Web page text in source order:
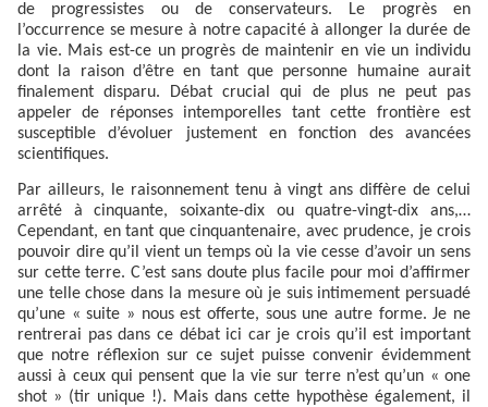
de progressistes ou de conservateurs. Le progrès en
l’occurrence se mesure à notre capacité à allonger la durée de
la vie. Mais est-ce un progrès de maintenir en vie un individu
dont la raison d’être en tant que personne humaine aurait
finalement disparu. Débat crucial qui de plus ne peut pas
appeler de réponses intemporelles tant cette frontière est
susceptible d’évoluer justement en fonction des avancées
scientifiques.
Par ailleurs, le raisonnement tenu à vingt ans diffère de celui
arrêté à cinquante, soixante-dix ou quatre-vingt-dix ans,…
Cependant, en tant que cinquantenaire, avec prudence, je crois
pouvoir dire qu’il vient un temps où la vie cesse d’avoir un sens
sur cette terre. C’est sans doute plus facile pour moi d’affirmer
une telle chose dans la mesure où je suis intimement persuadé
qu’une « suite » nous est offerte, sous une autre forme. Je ne
rentrerai pas dans ce débat ici car je crois qu’il est important
que notre réflexion sur ce sujet puisse convenir évidemment
aussi à ceux qui pensent que la vie sur terre n’est qu’un « one
shot » (tir unique !). Mais dans cette hypothèse également, il